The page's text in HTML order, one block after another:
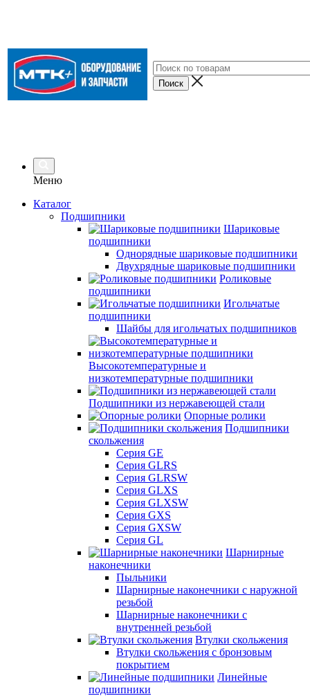
Меню
Каталог
Подшипники
Шариковые
подшипники
Однорядные шариковые подшипники
Двухрядные шариковые подшипники
Роликовые
подшипники
Игольчатые
подшипники
Шайбы для игольчатых подшипников
Высокотемпературные и
низкотемпературные подшипники
Подшипники из нержавеющей стали
Опорные ролики
Подшипники
скольжения
Серия GE
Серия GLRS
Серия GLRSW
Серия GLXS
Серия GLXSW
Серия GXS
Серия GXSW
Серия GL
Шарнирные
наконечники
Пыльники
Шарнирные наконечники с наружной
резьбой
Шарнирные наконечники с
внутренней резьбой
Втулки скольжения
Втулки скольжения с бронзовым
покрытием
Линейные
подшипники